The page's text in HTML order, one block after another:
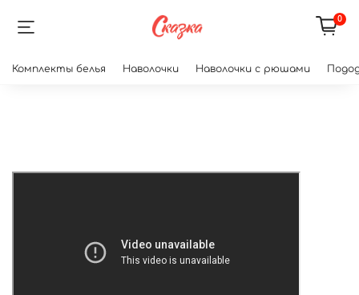
0
Комплекты белья Наволочки Наволочки с рюшами